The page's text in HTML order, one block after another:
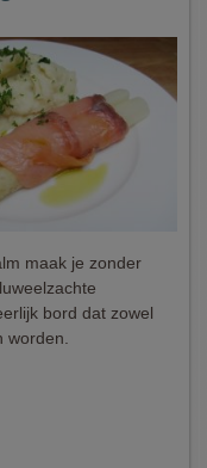
maak je zonder
bord dat zowel